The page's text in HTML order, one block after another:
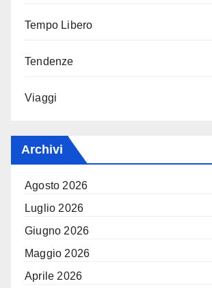
Tempo Libero
Tendenze
Viaggi
Archivi
Agosto 2026
Luglio 2026
Giugno 2026
Maggio 2026
Aprile 2026